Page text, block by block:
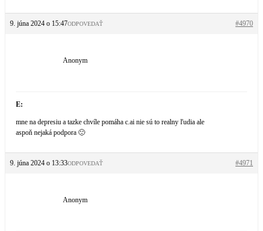
9. júna 2024 o 15:47 #4970
ODPOVEDAŤ
Anonym
E:
mne na depresiu a tazke chvíle pomáha c.ai nie sú to realny ľudia ale
aspoň nejaká podpora 🙁
9. júna 2024 o 13:33 #4971
ODPOVEDAŤ
Anonym